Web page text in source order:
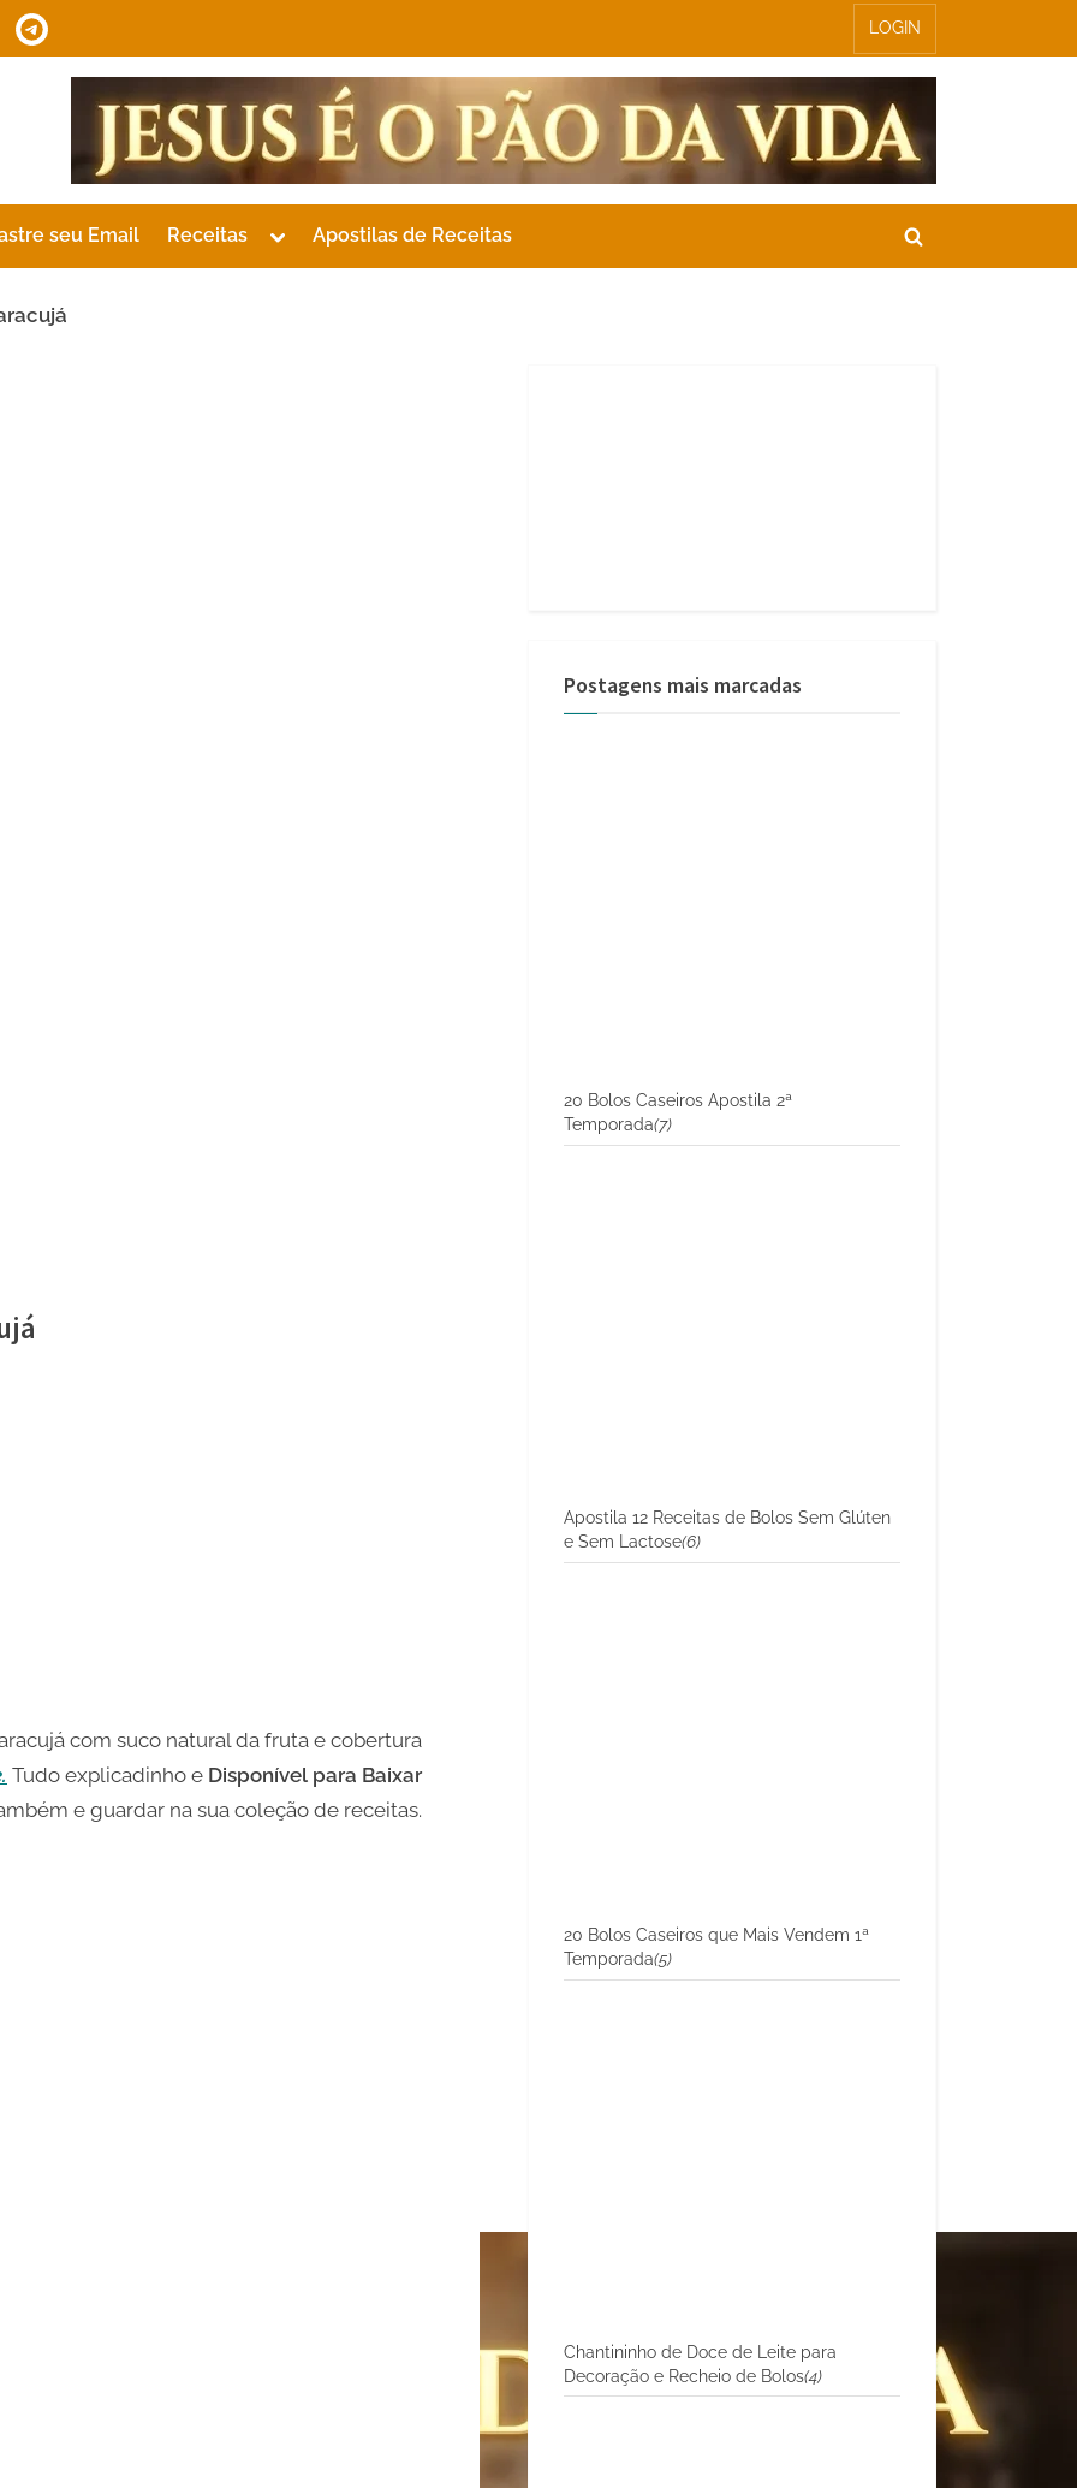
Telegram LOGIN
seu Email Receitas
Toggle
menu
Apostilas de Receitas
Toggle
com suco natural da fruta e cobertura
Tudo explicadinho e Disponível para Baixar
e guardar na sua coleção de receitas.
Postagens mais marcadas
20 Bolos Caseiros Apostila 2ª
Temporada(7)
Apostila 12 Receitas de Bolos Sem Glúten
e Sem Lactose(6)
20 Bolos Caseiros que Mais Vendem 1ª
Temporada(5)
Chantininho de Doce de Leite para
Decoração e Recheio de Bolos(4)